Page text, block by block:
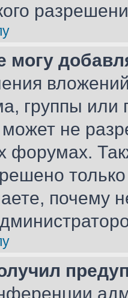
могу
группы или
не
форумах.
почему